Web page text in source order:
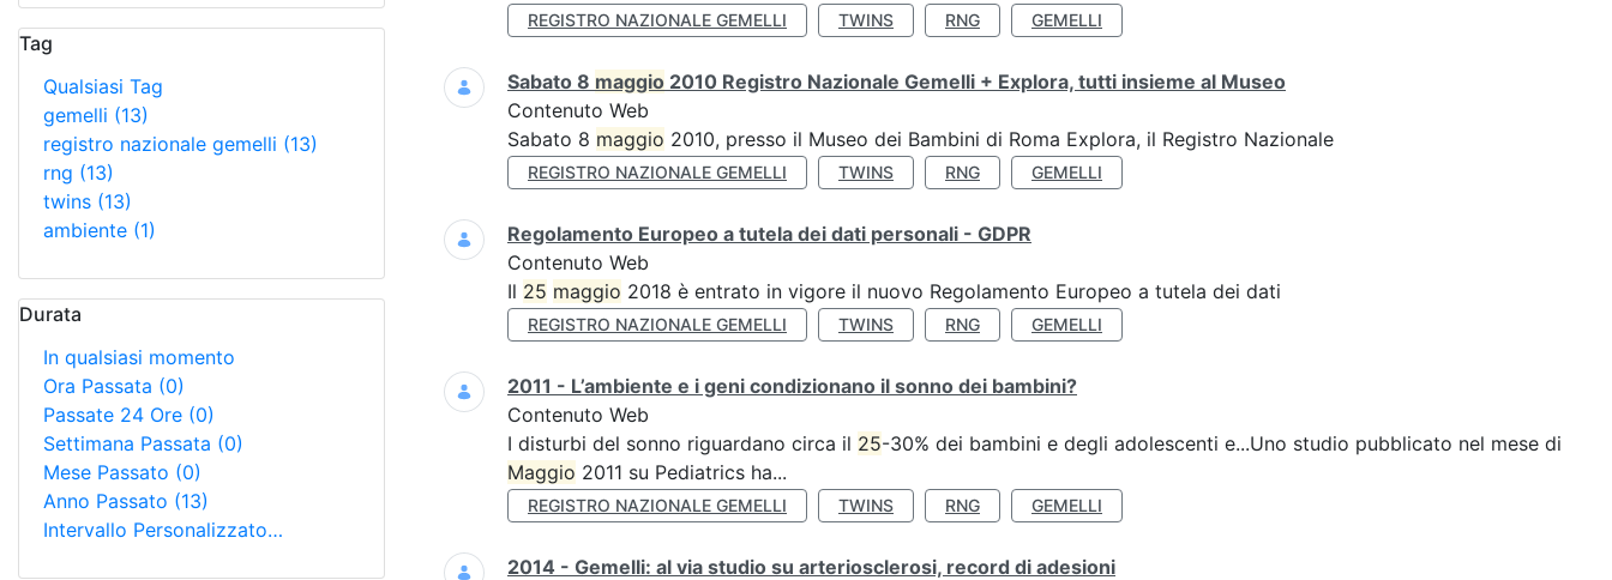
Tag
Qualsiasi Tag
gemelli (13)
registro nazionale gemelli (13)
rng (13)
twins (13)
ambiente (1)
Durata
In qualsiasi momento
Ora Passata (0)
Passate 24 Ore (0)
Settimana Passata (0)
Mese Passato (0)
Anno Passato (13)
Intervallo Personalizzato…
REGISTRO NAZIONALE GEMELLI TWINS RNG GEMELLI
Sabato 8 maggio 2010 Registro Nazionale Gemelli + Explora, tutti insieme al Museo
Contenuto Web
Sabato 8 maggio 2010, presso il Museo dei Bambini di Roma Explora, il Registro Nazionale
REGISTRO NAZIONALE GEMELLI TWINS RNG GEMELLI
Regolamento Europeo a tutela dei dati personali - GDPR
Contenuto Web
Il 25 maggio 2018 è entrato in vigore il nuovo Regolamento Europeo a tutela dei dati
REGISTRO NAZIONALE GEMELLI TWINS RNG GEMELLI
2011 - L’ambiente e i geni condizionano il sonno dei bambini?
Contenuto Web
I disturbi del sonno riguardano circa il 25-30% dei bambini e degli adolescenti e...Uno studio pubblicato nel mese di
Maggio 2011 su Pediatrics ha...
REGISTRO NAZIONALE GEMELLI TWINS RNG GEMELLI
2014 - Gemelli: al via studio su arteriosclerosi, record di adesioni